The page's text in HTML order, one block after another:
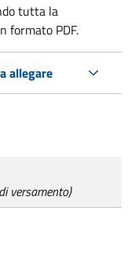
tutta la
formato PDF.
allegare
versamento)